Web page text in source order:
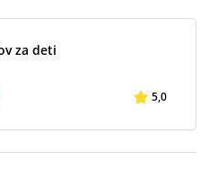
za deti
5,0